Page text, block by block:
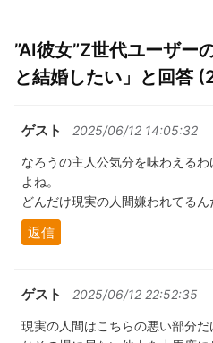
”AI彼女”Z世代ユーザー
と結婚したい」と回答
ゲスト 2025/06/12 14:05:32
なろうの主人公気分を味わえる
よね。
どんだけ現実の人間嫌われてるん
返信
ゲスト 2025/06/12 22:52:35
現実の人間はこちらの悪い部分